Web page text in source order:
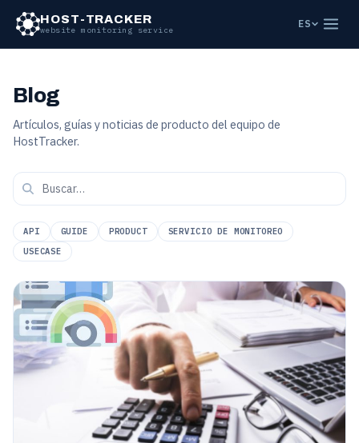
HOST-TRACKER
website monitoring service
ES
Blog
Artículos, guías y noticias de producto del equipo de
HostTracker.
API GUIDE PRODUCT
SERVICIO DE MONITOREO
USECASE